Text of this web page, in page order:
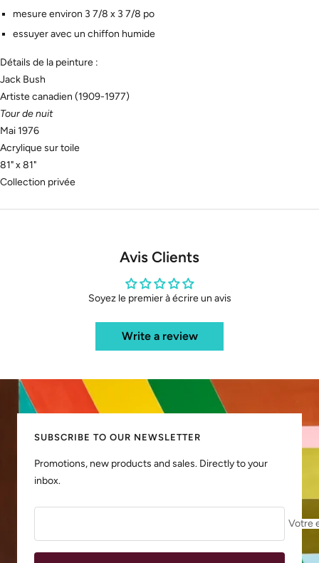
mesure environ 3 7/8 x 3 7/8 po
essuyer avec un chiffon humide
Détails de la peinture :
Jack Bush
Artiste canadien (1909-1977)
Tour de nuit
Mai 1976
Acrylique sur toile
81" x 81"
Collection privée
Avis Clients
Soyez le premier à écrire un avis
Write a review
SUBSCRIBE TO OUR NEWSLETTER
Promotions, new products and sales. Directly to your
inbox.
Votre